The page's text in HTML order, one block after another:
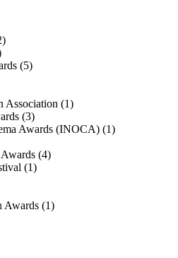
(5)
Association (1)
(3)
Awards (INOCA) (1)
(4)
(1)
Awards (1)